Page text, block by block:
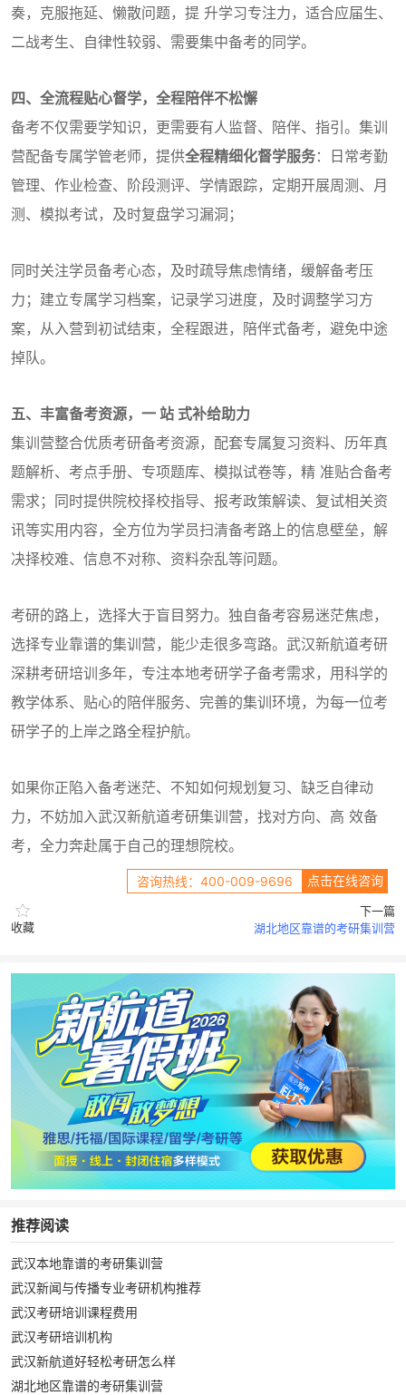
奏，克服拖延、懒散问题，提 升学习专注力，适合应届生、
二战考生、自律性较弱、需要集中备考的同学。
四、全流程贴心督学，全程陪伴不松懈
备考不仅需要学知识，更需要有人监督、陪伴、指引。集训
营配备专属学管老师，提供全程精细化督学服务：日常考勤
管理、作业检查、阶段测评、学情跟踪，定期开展周测、月
测、模拟考试，及时复盘学习漏洞；
同时关注学员备考心态，及时疏导焦虑情绪，缓解备考压
力；建立专属学习档案，记录学习进度，及时调整学习方
案，从入营到初试结束，全程跟进，陪伴式备考，避免中途
掉队。
五、丰富备考资源，一 站 式补给助力
集训营整合优质考研备考资源，配套专属复习资料、历年真
题解析、考点手册、专项题库、模拟试卷等，精 准贴合备考
需求；同时提供院校择校指导、报考政策解读、复试相关资
讯等实用内容，全方位为学员扫清备考路上的信息壁垒，解
决择校难、信息不对称、资料杂乱等问题。
考研的路上，选择大于盲目努力。独自备考容易迷茫焦虑，
选择专业靠谱的集训营，能少走很多弯路。武汉新航道考研
深耕考研培训多年，专注本地考研学子备考需求，用科学的
教学体系、贴心的陪伴服务、完善的集训环境，为每一位考
研学子的上岸之路全程护航。
如果你正陷入备考迷茫、不知如何规划复习、缺乏自律动
力，不妨加入武汉新航道考研集训营，找对方向、高 效备
考，全力奔赴属于自己的理想院校。
咨询热线：400-009-9696 点击在线咨询
收藏
下一篇
湖北地区靠谱的考研集训营
推荐阅读
武汉本地靠谱的考研集训营
武汉新闻与传播专业考研机构推荐
武汉考研培训课程费用
武汉考研培训机构
武汉新航道好轻松考研怎么样
湖北地区靠谱的考研集训营